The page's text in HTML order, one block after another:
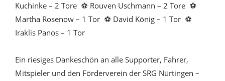
Kuchinke – 2 Tore ⚽ Rouven Uschmann – 2 Tore ⚽
Martha Rosenow – 1 Tor ⚽ David König – 1 Tor ⚽
Iraklis Panos – 1 Tor
Ein riesiges Dankeschön an alle Supporter, Fahrer,
Mitspieler und den Förderverein der SRG Nürtingen –